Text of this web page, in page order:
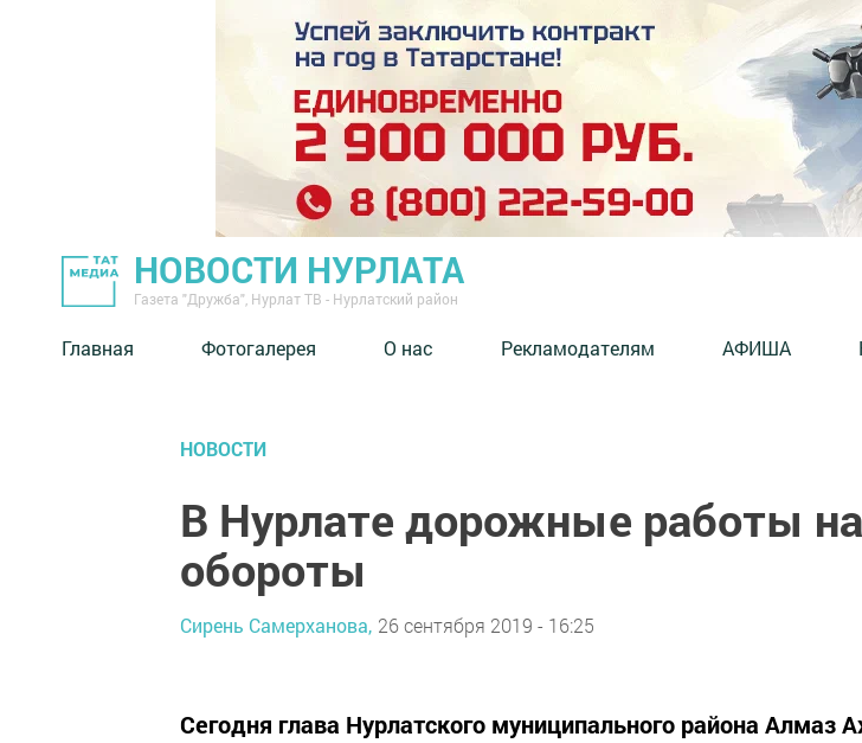
НОВОСТИ НУРЛАТА
Газета "Дружба", Нурлат ТВ - Нурлатский район
Главная Фотогалерея О нас Рекламодателям АФИША
НОВОСТИ
В Нурлате дорожные работы
обороты
Сирень Самерханова, 26 сентября 2019 - 16:25
Сегодня глава Нурлатского муниципального района Алмаз